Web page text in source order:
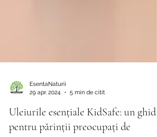
29 apr. 2024
5 min de citit
Uleiurile esențiale KidSafe: un ghid